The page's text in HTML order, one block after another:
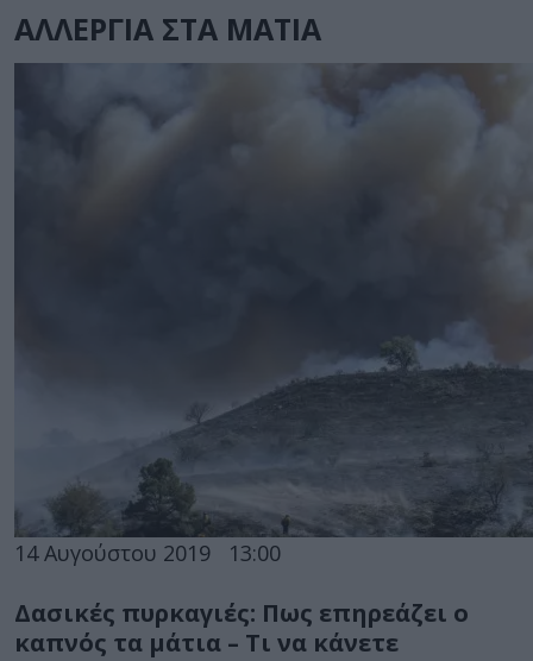
ΑΛΛΕΡΓΙΑ ΣΤΑ ΜΑΤΙΑ
14 Αυγούστου 2019 13:00
Δασικές πυρκαγιές: Πως επηρεάζει ο
καπνός τα μάτια – Τι να κάνετε